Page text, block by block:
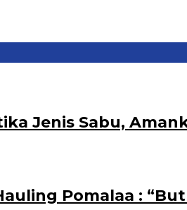
Jenis Sabu,
Pomalaa :